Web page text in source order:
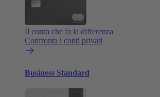
Il conto che fa la differenza
Confronta i conti privati
Business Standard